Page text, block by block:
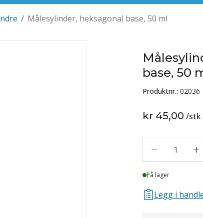
/ Målesylinder, heksagonal base, 50 ml
base, 50
Produktnr.: 02036
kr 45,00 /stk
1
Lager
På lager
Legg i